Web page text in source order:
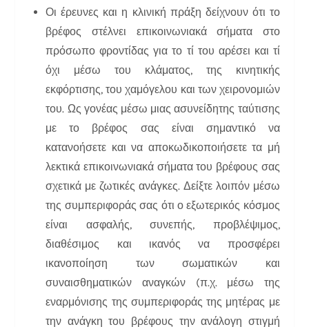
Οι έρευνες και η κλινική πράξη δείχνουν ότι το
βρέφος στέλνει επικοινωνιακά σήματα στο
πρόσωπο φροντίδας για το τί του αρέσει και τί
όχι μέσω του κλάματος, της κινητικής
εκφόρτισης, του χαμόγελου και των χειρονομιών
του. Ως γονέας μέσω μιας ασυνείδητης ταύτισης
με το βρέφος σας είναι σημαντικό να
κατανοήσετε και να αποκωδικοποιήσετε τα μή
λεκτικά επικοινωνιακά σήματα του βρέφους σας
σχετικά με ζωτικές ανάγκες. Δείξτε λοιπόν μέσω
της συμπεριφοράς σας ότι ο εξωτερικός κόσμος
είναι ασφαλής, συνεπής, προβλέψιμος,
διαθέσιμος και ικανός να προσφέρει
ικανοποίηση των σωματικών και
συναισθηματικών αναγκών (π.χ. μέσω της
εναρμόνισης της συμπεριφοράς της μητέρας με
την ανάγκη του βρέφους την ανάλογη στιγμή